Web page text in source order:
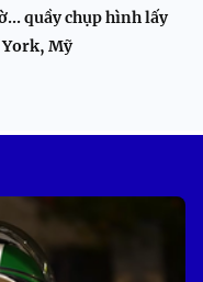
quầy chụp hình lấy
Mỹ